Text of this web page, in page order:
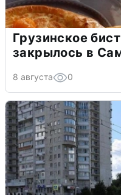
Грузинское
закрылось в
8 августа 0